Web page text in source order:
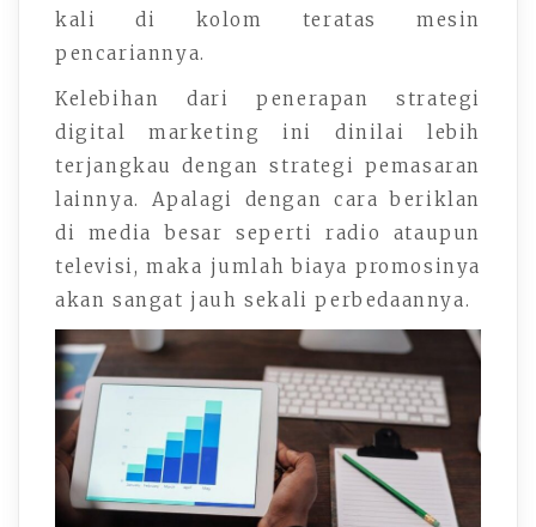
kali di kolom teratas mesin
pencariannya.
Kelebihan dari penerapan strategi
digital marketing ini dinilai lebih
terjangkau dengan strategi pemasaran
lainnya. Apalagi dengan cara beriklan
di media besar seperti radio ataupun
televisi, maka jumlah biaya promosinya
akan sangat jauh sekali perbedaannya.